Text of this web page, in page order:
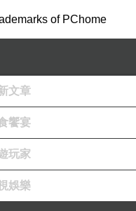
of PChome
文章
饗宴
玩家
娛樂